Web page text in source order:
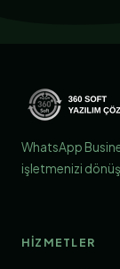
WhatsApp
işletmenizi
HIZMETLER